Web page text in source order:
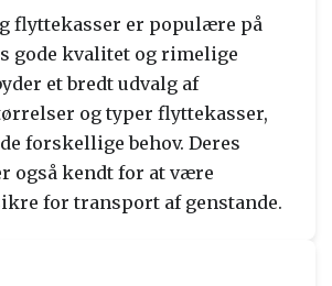
flyttekasser er populære på
gode kvalitet og rimelige
et bredt udvalg af
og typer flyttekasser,
forskellige behov. Deres
også kendt for at være
for transport af genstande.